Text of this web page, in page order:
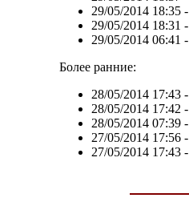
29/05/2014 18:35-
29/05/2014 18:31 -
29/05/2014 06:41 -
Более ранние:
28/05/2014 17:43-
28/05/2014 17:42 -
28/05/2014 07:39-
27/05/2014 17:56-
27/05/2014 17:43-